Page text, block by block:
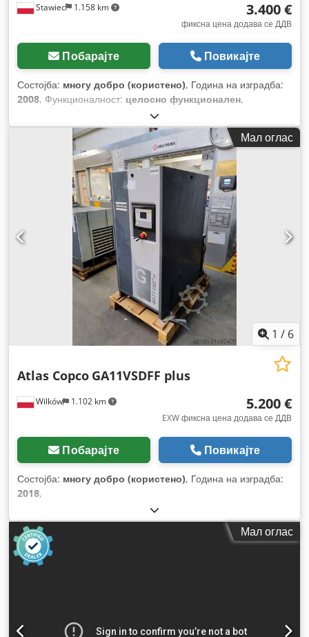
Stawiec 1.158 km 3.400 €
фиксна цена додава се ДДВ
Побарајте Повикајте
Состојба: многу добро (користено), Година на изградба:
2008, Функционалност: целосно функционален,
Мал оглас
1 / 6
Wilków 1.102 km
Atlas Copco GA11VSDFF plus
5.200 €
EXW фиксна цена додава се ДДВ
Побарајте Повикајте
Состојба: многу добро (користено), Година на изградба:
2018,
Мал оглас